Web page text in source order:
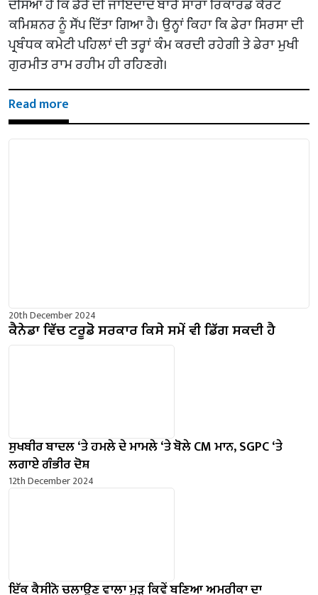
ਦੱਸਿਆ ਹੈ ਕਿ ਡੇਰੇ ਦੀ ਜਾਇਦਾਦ ਬਾਰੇ ਸਾਰਾ ਰਿਕਾਰਡ ਕੋਰਟ
ਕਮਿਸ਼ਨਰ ਨੂੰ ਸੌਂਪ ਦਿੱਤਾ ਗਿਆ ਹੈ। ਉਨ੍ਹਾਂ ਕਿਹਾ ਕਿ ਡੇਰਾ ਸਿਰਸਾ ਦੀ
ਪ੍ਰਬੰਧਕ ਕਮੇਟੀ ਪਹਿਲਾਂ ਦੀ ਤਰ੍ਹਾਂ ਕੰਮ ਕਰਦੀ ਰਹੇਗੀ ਤੇ ਡੇਰਾ ਮੁਖੀ
ਗੁਰਮੀਤ ਰਾਮ ਰਹੀਮ ਹੀ ਰਹਿਣਗੇ।
Read more
20th December 2024
ਕੈਨੇਡਾ ਵਿੱਚ ਟਰੂਡੋ ਸਰਕਾਰ ਕਿਸੇ ਸਮੇਂ ਵੀ ਡਿੱਗ ਸਕਦੀ ਹੈ
ਸੁਖਬੀਰ ਬਾਦਲ ‘ਤੇ ਹਮਲੇ ਦੇ ਮਾਮਲੇ ‘ਤੇ ਬੋਲੇ ​​CM ਮਾਨ, SGPC ‘ਤੇ
ਲਗਾਏ ਗੰਭੀਰ ਦੋਸ਼
12th December 2024
ਇੱਕ ਕੈਸੀਨੋ ਚਲਾਉਣ ਵਾਲਾ ਮੁੜ ਕਿਵੇਂ ਬਣਿਆ ਅਮਰੀਕਾ ਦਾ